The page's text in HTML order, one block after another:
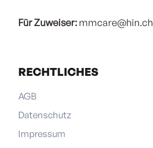
Für Zuweiser: mmcare@hin.ch
RECHTLICHES
AGB
Datenschutz
Impressum